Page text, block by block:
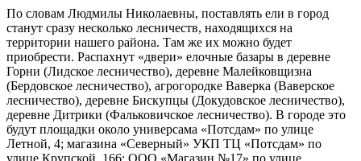
По словам Людмилы Николаевны, поставлять ели в город
станут сразу несколько лесничеств, находящихся на
территории нашего района. Там же их можно будет
приобрести. Распахнут «двери» елочные базары в деревне
Горни (Лидское лесничество), деревне Малейковщизна
(Бердовское лесничество), агрогородке Ваверка (Ваверское
лесничество), деревне Бискупцы (Докудовское лесничество),
деревне Дитрики (Фальковичское лесничество). В городе это
будут площадки около универсама «Потсдам» по улице
Летной, 4; магазина «Северный» УКП ТЦ «Потсдам» по
улице Крупской, 166; ООО «Магазин №17» по улице